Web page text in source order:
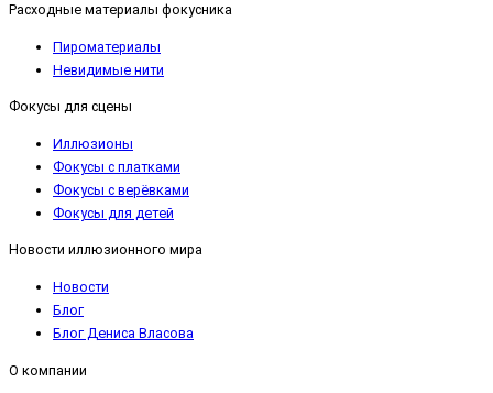
Расходные материалы фокусника
Пироматериалы
Невидимые нити
Фокусы для сцены
Иллюзионы
Фокусы с платками
Фокусы с верёвками
Фокусы для детей
Новости иллюзионного мира
Новости
Блог
Блог Дениса Власова
О компании